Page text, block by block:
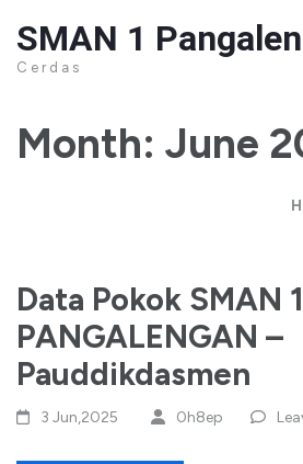
to
(Press
Enter)
SMAN 1
C e r d a s
Month: June
Data Pokok SMAN 1
PANGALENGAN –
Pauddikdasmen
3 Jun,2025 0h8ep